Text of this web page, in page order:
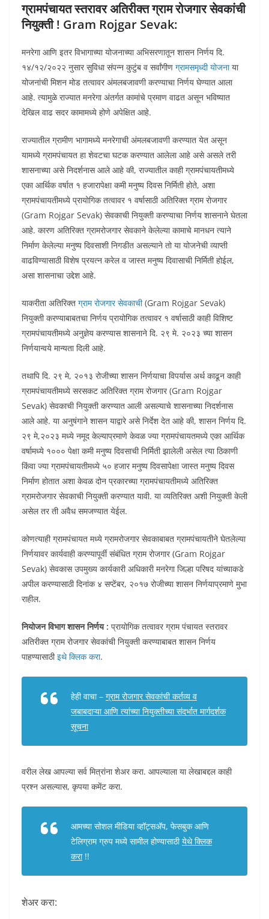
ग्रामपंचायत स्तरावर अतिरीक्त ग्राम रोजगार सेवकांची
नियुक्ती ! Gram Rojgar Sevak:
मनरेगा आणि इतर विभागाच्या योजनाच्या अभिसरणातून शासन निर्णय दि.
१४/१२/२०२२ नुसार सुविधा संपन्न कुटुंब व सर्वांगीण ग्रामसमृध्दी योजनाया
योजनांची मिशन मोड तत्वावर अंमलबजावणी करण्याचा निर्णय घेण्यात आला
आहे. त्यामुळे राज्यात मनरेगा अंतर्गत कामांचे प्रमाण वाढत असून भविष्यात
देखिल वाढ सदर कामामध्ये होणे अपेक्षित आहे.
राज्यातील ग्रामीण भागामध्ये मनरेगाची अंमलबजावणी करण्यात येत असून
यामध्ये ग्रामपंचायत हा शेवटचा घटक करण्यात आलेला आहे असे असले तरी
शासनाच्या असे निदर्शनास आले आहे की, राज्यातील काही ग्रामपंचायतीमध्ये
एका आर्थिक वर्षात १ हजारापेक्षा कमी मनुष्य दिवस निर्मिती होते, अशा
ग्रामपंचायतीमध्ये प्रायोगिक तत्वावर १ वर्षासाठी अतिरिक्त ग्राम रोजगार
(Gram Rojgar Sevak) सेवकाची नियुक्ती करण्याचा निर्णय शासनाने घेतला
आहे. कारण अतिरिक्त ग्रामरोजगार सेवकाने केलेल्या कामाचे मानधन त्याने
निर्माण केलेल्या मनुष्य दिवसाशी निगडीत असल्याने तो या योजनेची व्याप्ती
वाढविण्यासाठी विशेष प्रयत्न करेल व जास्त मनुष्य दिवासाची निर्मिती होईल,
असा शासनाचा उद्देश आहे.
याकरीता अतिरिक्त ग्राम रोजगार सेवकाची(Gram Rojgar Sevak)
नियुक्ती करण्याबाबतचा निर्णय प्रायोगिक तत्वावर १ वर्षासाठी काही विशिष्ट
ग्रामपंचायतीमध्ये अनुज्ञेय करण्यास शासनाने दि. २९ मे. २०२३ च्या शासन
निर्णयान्वये मान्यता दिली आहे.
तथापि दि. २९ मे, २०१३ रोजीच्या शासन निर्णयाचा विपर्यास अर्थ काढून काही
ग्रामपंचायतीमध्ये सरसकट अतिरिक्त ग्राम रोजगार (Gram Rojgar
Sevak) सेवकाची नियुक्ती करण्यात आली असल्याचे शासनाच्या निदर्शनास
आले आहे. या अनुषंगाने शासन याद्वारे असे निर्देश देत आहे की, शासन निर्णय दि.
२९ मे,२०२३ मध्ये नमूद केल्याप्रमाणे केवळ ज्या ग्रामपंचायतमध्ये एका आर्थिक
वर्षामध्ये १००० पेक्षा कमी मनुष्य दिवसाची निर्मिती झालेली असेल त्या ठिकाणी
किंवा ज्या ग्रामपंचायतीमध्ये ५० हजार मनुष्य दिवसापेक्षा जास्त मनुष्य दिवस
निर्माण होतात अशा केवळ दोन प्रकारच्या ग्रामपंचायतीमध्ये अतिरिक्त
ग्रामरोजगार सेवकाची नियुक्ती करण्यात यावी. या व्यतिरिक्त अशी नियुक्ती केली
असेल तर ती अवैध समजण्यात येईल.
कोणत्याही ग्रामपंचायत मध्ये ग्रामरोजगार सेवकाबाबत ग्रामपंचायतीने घेतलेल्या
निर्णयावर कार्यवाही करण्यापूर्वी संबंधित ग्राम रोजगार (Gram Rojgar
Sevak) सेवकास उपमुख्य कार्यकारी अधिकारी मनरेगा जिल्हा परिषद यांच्याकडे
अपील करण्यासाठी दिनांक ४ सप्टेंबर, २०१७ रोजीच्या शासन निर्णयाप्रमाणे मुभा
राहील.
नियोजन विभाग शासन निर्णय : प्रायोगिक तत्वावर ग्राम पंचायत स्तरावर
अतिरीक्त ग्राम रोजगार सेवकांची नियुक्ती करण्याबाबत शासन निर्णय
पाहण्यासाठीइथे क्लिक करा.
हेही वाचा – ग्राम रोजगार सेवकांची कर्तव्य व
जबाबदाऱ्या आणि त्यांच्या नियुक्तीच्या संदर्भात मार्गदर्शक
सूचना
वरील लेख आपल्या सर्व मित्रांना शेअर करा. आपल्याला या लेखाबद्दल काही
प्रश्न असल्यास, कृपया कमेंट करा.
आमच्या सोशल मीडिया व्हॉट्सअ‍ॅप, फेसबुक आणि
टेलिग्राम ग्रुप मध्ये सामील होण्यासाठीयेथे क्लिक
करा!!
शेअर करा: